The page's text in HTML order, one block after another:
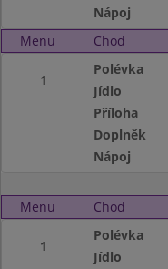
Nápoj
Menu
Chod
1
Polévka
Jídlo
Příloha
Doplněk
Nápoj
Menu Chod
1
Polévka
Jídlo